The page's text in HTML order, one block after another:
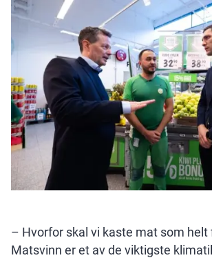
– Hvorfor skal vi kaste mat som helt
Matsvinn er et av de viktigste